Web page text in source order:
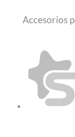
Accesorios